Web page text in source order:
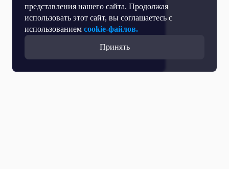
представления нашего сайта. Продолжая
использовать этот сайт, вы соглашаетесь с
использованием cookie-файлов.
Принять